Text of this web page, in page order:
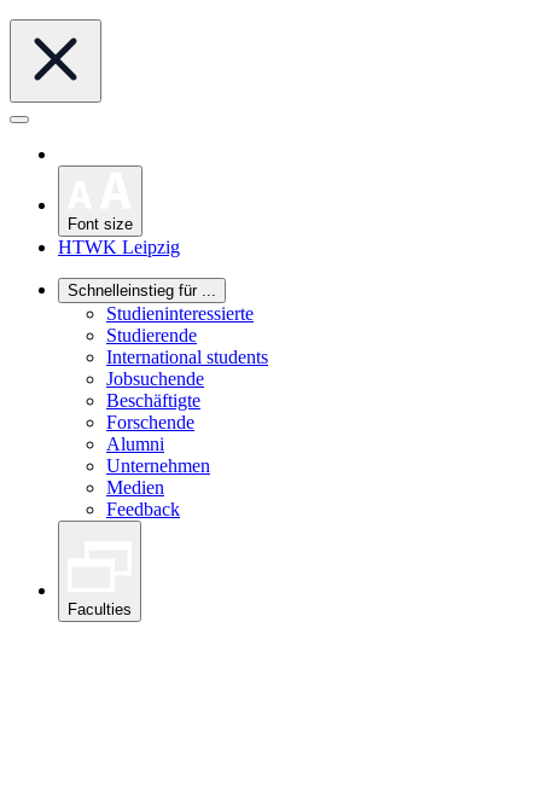
Font size
HTWK Leipzig
Schnelleinstieg für ...
Studieninteressierte
Studierende
International students
Jobsuchende
Beschäftigte
Forschende
Alumni
Unternehmen
Medien
Feedback
Faculties